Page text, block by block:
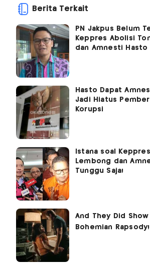
Berita Terkait
PN Jakpus Belum
Keppres Abolisi
dan Amnesti Hasto
Hasto Dapat
Jadi Hiatus
Korupsi
Istana soal
Lembong dan
Tunggu Saja!